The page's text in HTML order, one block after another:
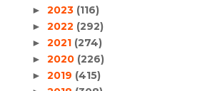
► 2023 (116)
► 2022 (292)
► 2021 (274)
► 2020 (226)
► 2019 (415)